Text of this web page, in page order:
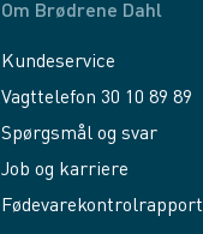
Om Brødrene Dahl
Kundeservice
Vagttelefon 30 10 89 89
Spørgsmål og svar
Job og karriere
Fødevarekontrolrapport